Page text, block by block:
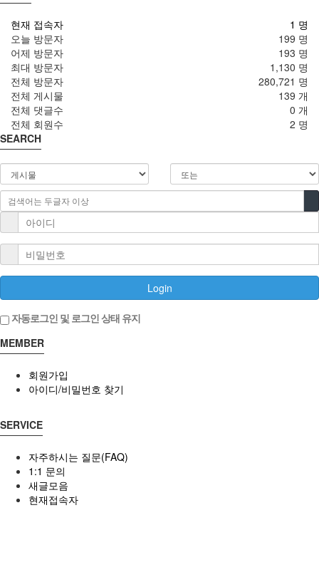
1 명
현재 접속자
199 명
오늘 방문자
193 명
어제 방문자
1,130 명
최대 방문자
280,721 명
전체 방문자
139 개
전체 게시물
0 개
전체 댓글수
2 명
전체 회원수
SEARCH
Login
자동로그인 및 로그인 상태 유지
MEMBER
회원가입
아이디/비밀번호 찾기
SERVICE
자주하시는 질문(FAQ)
1:1 문의
새글모음
현재접속자